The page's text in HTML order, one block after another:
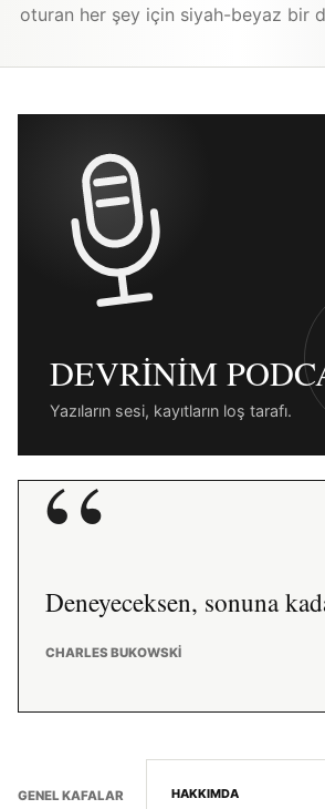
oturan her şey için siyah-beyaz bir
DEVRINIM
Yazıların sesi, kayıtların loş tarafı.
“
Deneyeceksen, sonuna
CHARLES BUKOWSKI
GENEL KAFALAR HAKKIMDA